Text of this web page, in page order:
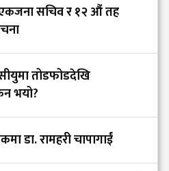
एकजना सचिव र १२ औं तह
तोडफोडदेखि
भयो?
डा. रामहरी चापागाईं